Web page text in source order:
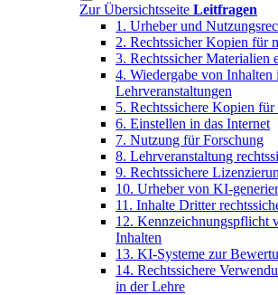
Zur Übersichtsseite Leitfragen
1. Urheber und
2. Rechtssicher Kopien für
3. Rechtssicher Materialien
4. Wiedergabe von Inhalten
Lehrveranstaltungen
5. Rechtssichere Kopien für
6. Einstellen in das Internet
7. Nutzung für Forschung
8. Lehrveranstaltung
9. Rechtssichere
10. Urheber von KI-
11. Inhalte Dritter
12. Kennzeichnungspflicht
Inhalten
13. KI-Systeme zur
14. Rechtssichere
in der Lehre